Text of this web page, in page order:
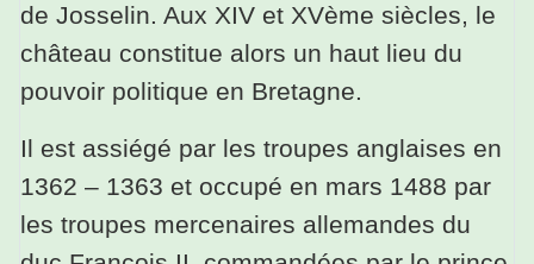
de Josselin. Aux XIV et XVème siècles, le
château constitue alors un haut lieu du
pouvoir politique en Bretagne.
Il est assiégé par les troupes anglaises en
1362 – 1363 et occupé en mars 1488 par
les troupes mercenaires allemandes du